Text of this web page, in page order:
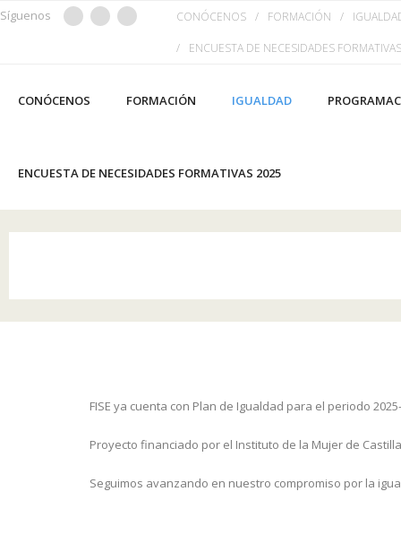
Saltar
Síguenos CONÓCENOS FORMACIÓN
ENCUESTA DE NECESIDADES
CONÓCENOS FORMACIÓN IGUALDAD
ENCUESTA DE NECESIDADES FORMATIVAS 2025
FISE ya cuenta con Plan de Igualdad para el periodo
Proyecto financiado por el Instituto de la Mujer de Castilla
Seguimos avanzando en nuestro compromiso por la